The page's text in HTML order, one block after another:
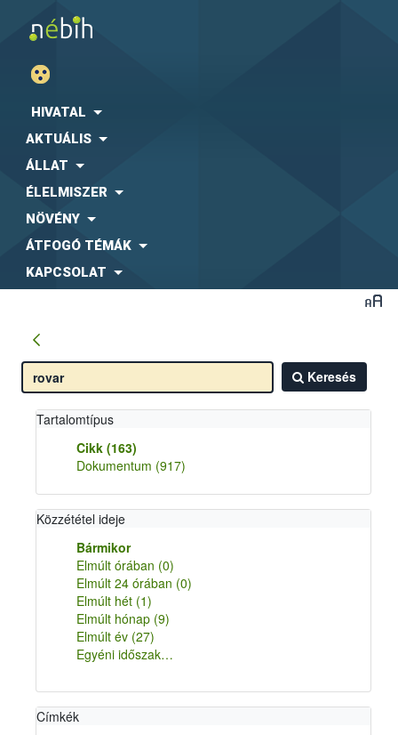
HIVATAL
AKTUÁLIS
ÁLLAT
ÉLELMISZER
NÖVÉNY
ÁTFOGÓ TÉMÁK
KAPCSOLAT
Keresés
Tartalomtípus
Cikk (163)
Dokumentum (917)
Közzététel ideje
Bármikor
Elmúlt órában (0)
Elmúlt 24 órában (0)
Elmúlt hét (1)
Elmúlt hónap (9)
Elmúlt év (27)
Egyéni időszak…
Címkék